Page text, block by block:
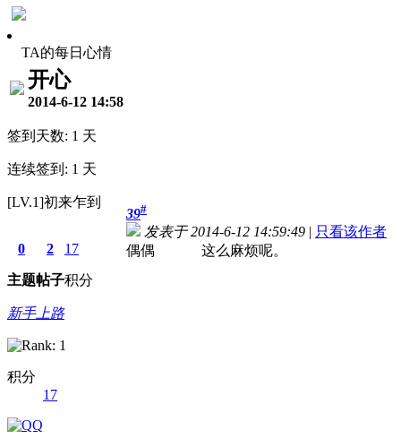
TA的每日心情
开心
2014-6-12 14:58
签到天数: 1 天
连续签到: 1 天
[LV.1]初来乍到
0
主题
2
帖子
17
积分
新手上路
积分
17
39#
发表于 2014-6-12 14:59:49 | 只看该作者
偶偶 这么麻烦呢。